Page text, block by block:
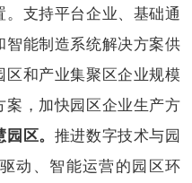
支持平台企业、基础通
能制造系统解决方案供
和产业集聚区企业规模
，加快园区企业生产方
区。 推进数字技术与园
动、智能运营的园区环